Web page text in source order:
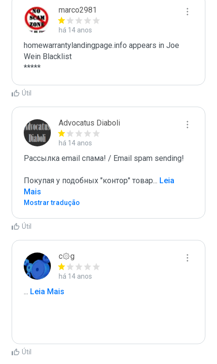
marco2981
há 14 anos
homewarrantylandingpage.info appears in Joe
Wein Blacklist
*****
Útil
Advocatus Diaboli
há 14 anos
Рассылка email спама! / Email spam sending!
Покупая у подобных "контор" товар... Leia
Mais
Mostrar tradução
Útil
c۞g
há 14 anos
... Leia Mais
Útil